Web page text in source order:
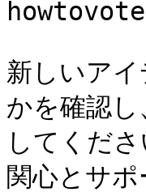
新しいア
かを確認
してくだ
関心とサ